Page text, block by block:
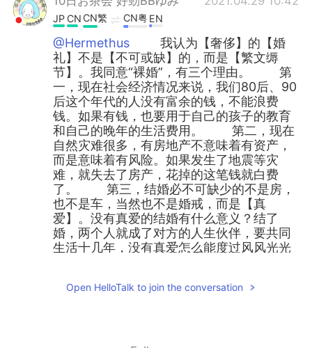
JP CN CN繁 CN粤EN
@Hermethus
我认为【奢侈】的【婚
礼】不是【不可或缺】的，而是【繁文缛
节】。我同意“裸婚”，有三个理由。 第
一，现在社会经济情况来说，我们80后、90
后这个年代的人没有富余的钱，不能浪费
钱。如果有钱，也要用于自己的孩子的教育
和自己的晚年的生活费用。 第二，现在
自然灾难很多，有房地产不意味着有资产，
而是意味着有风险。如果发生了地震等灾
难，就失去了房产，花掉的这笔钱就白费
了。 第三，结婚必不可缺少的不是房，
也不是车，当然也不是婚戒，而是【真
爱】。没有真爱的结婚有什么意义？结了
婚，两个人就成了对方的人生伙伴，要共同
生活十几年，没有真爱怎么能度过风风光光
好的结婚方式。如果我也要结婚的话，我想
Open HelloTalk to join the conversation